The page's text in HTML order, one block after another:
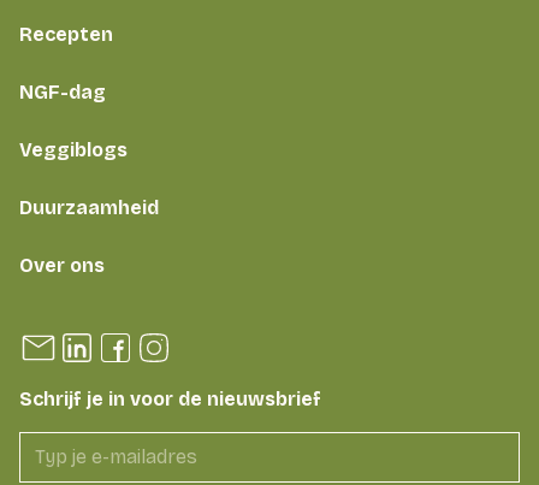
Recepten
NGF-dag
Veggiblogs
Duurzaamheid
Over ons
Schrijf je in voor de nieuwsbrief